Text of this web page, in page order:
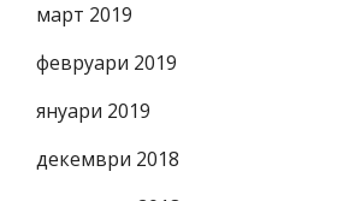
март 2019
февруари 2019
януари 2019
декември 2018